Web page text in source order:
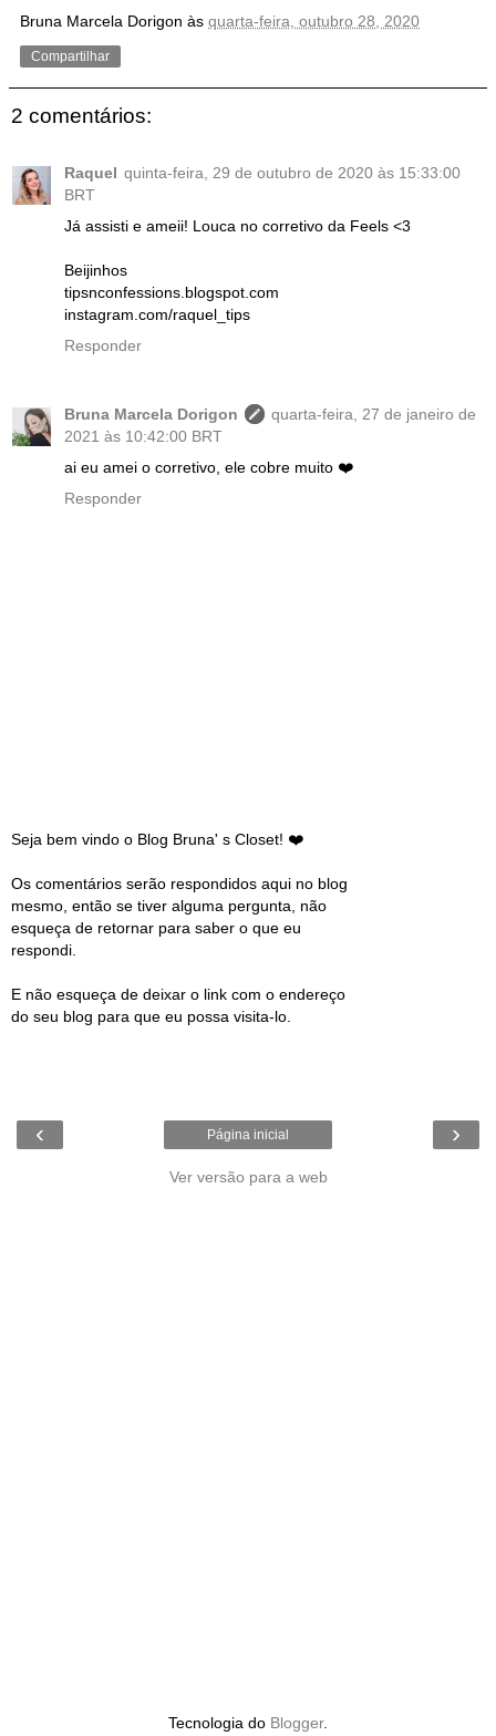
Bruna Marcela Dorigon às quarta-feira, outubro 28, 2020
Compartilhar
2 comentários:
Raquel quinta-feira, 29 de outubro de 2020 às 15:33:00
BRT
Já assisti e ameii! Louca no corretivo da Feels <3
Beijinhos
tipsnconfessions.blogspot.com
instagram.com/raquel_tips
Responder
Bruna Marcela Dorigon
quarta-feira, 27 de janeiro de
2021 às 10:42:00 BRT
ai eu amei o corretivo, ele cobre muito ❤️
Responder
Seja bem vindo o Blog Bruna' s Closet! ❤️
Os comentários serão respondidos aqui no blog
mesmo, então se tiver alguma pergunta, não
esqueça de retornar para saber o que eu
respondi.
E não esqueça de deixar o link com o endereço
do seu blog para que eu possa visita-lo.
‹ ›
Página inicial
Ver versão para a web
Tecnologia do Blogger.